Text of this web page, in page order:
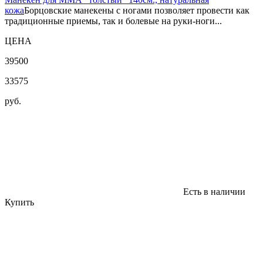
кожаБорцовские манекены с ногами позволяет провести как
традиционные приемы, так и болевые на руки-ноги...
ЦЕНА
39500
33575
руб.
Есть в наличии
Купить